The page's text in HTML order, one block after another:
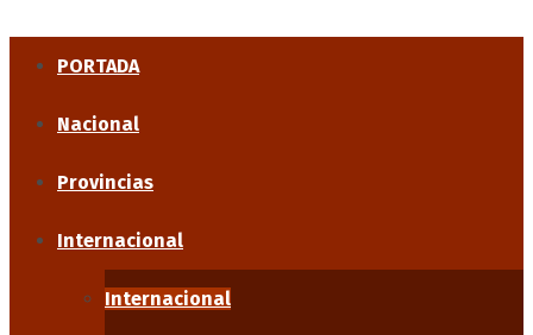
PORTADA
Nacional
Provincias
Internacional
Internacional